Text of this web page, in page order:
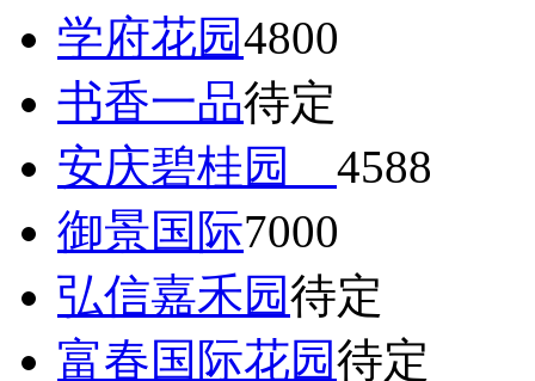
学府花园4800
书香一品待定
安庆碧桂园 4588
御景国际7000
弘信嘉禾园待定
富春国际花园待定